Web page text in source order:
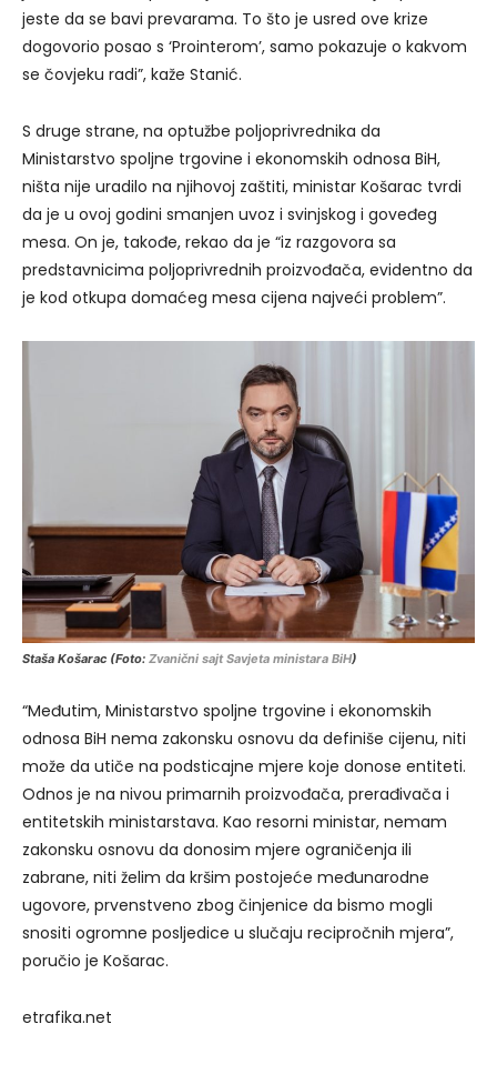
jeste da se bavi prevarama. To što je usred ove krize
dogovorio posao s ‘Prointerom’, samo pokazuje o kakvom
se čovjeku radi”, kaže Stanić.
S druge strane, na optužbe poljoprivrednika da
Ministarstvo spoljne trgovine i ekonomskih odnosa BiH,
ništa nije uradilo na njihovoj zaštiti, ministar Košarac tvrdi
da je u ovoj godini smanjen uvoz i svinjskog i goveđeg
mesa. On je, takođe, rekao da je “iz razgovora sa
predstavnicima poljoprivrednih proizvođača, evidentno da
je kod otkupa domaćeg mesa cijena najveći problem”.
Staša Košarac (Foto: Zvanični sajt Savjeta ministara BiH)
“Međutim, Ministarstvo spoljne trgovine i ekonomskih
odnosa BiH nema zakonsku osnovu da definiše cijenu, niti
može da utiče na podsticajne mjere koje donose entiteti.
Odnos je na nivou primarnih proizvođača, prerađivača i
entitetskih ministarstava. Kao resorni ministar, nemam
zakonsku osnovu da donosim mjere ograničenja ili
zabrane, niti želim da kršim postojeće međunarodne
ugovore, prvenstveno zbog činjenice da bismo mogli
snositi ogromne posljedice u slučaju recipročnih mjera”,
poručio je Košarac.
etrafika.net